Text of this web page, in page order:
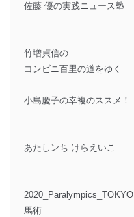
佐藤 優の実践ニュース塾
竹増貞信の
コンビニ百里の道をゆく
小島慶子の幸複のススメ！
あたしンち けらえいこ
2020_Paralympics_TOKYO
馬術